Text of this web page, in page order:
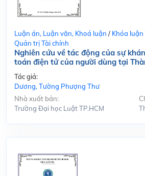
Luận án, Luận văn, Khoá luận / Khóa
Quản trị Tài chính
Nghiên cứu về tác động của sự
toán điện tử của người dùng tại
Tác giả:
Dương, Tường Phượng Thư
Nhà xuất bản:
Trường Đại học Luật TP.HCM